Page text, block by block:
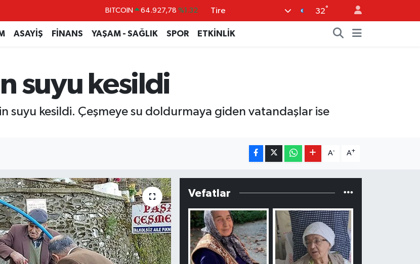
BITCOIN 64.927,78 %1.32
DOLAR 47,5894 %0.08
GRAM ALTIN 6508.83
Tire 32°
ASAYİŞ FİNANS YAŞAM - SAĞLIK SPOR ETKİNLİK
suyu kesildi
suyu kesildi. Çeşmeye su doldurmaya giden vatandaşlar ise
A- A+
Vefatlar